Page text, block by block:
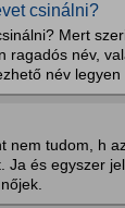
csinálni?
Mert
ragadós név,
név
nem tudom, h
Ja és egyszer